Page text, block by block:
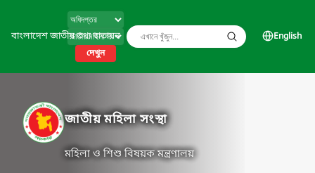
বাংলাদেশ জাতীয় তথ্য বাতায়ন
দেখুন
English
জাতীয় মহিলা সংস্থা
মহিলা ও শিশু বিষয়ক মন্ত্রণালয়